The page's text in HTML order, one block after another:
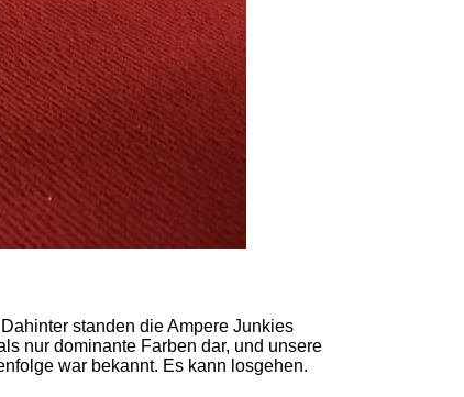
standen die Ampere Junkies
nur dominante Farben dar, und unsere
war bekannt. Es kann losgehen.